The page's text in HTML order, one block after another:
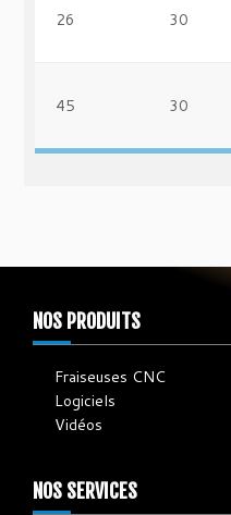
26 30
45 30
NOS PRODUITS
Fraiseuses CNC
Logiciels
Vidéos
NOS SERVICES